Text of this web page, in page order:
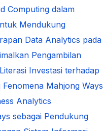
Computing dalam
Mendukung
Data Analytics pada
Pengambilan
Investasi terhadap
Mahjong Ways
Analytics
sebagai Pendukung